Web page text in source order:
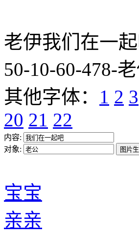
老伊我们在一
50-10-60-478-
其他字体： 1 2 3
20 21 22
内容:
对象:
宝宝
亲亲